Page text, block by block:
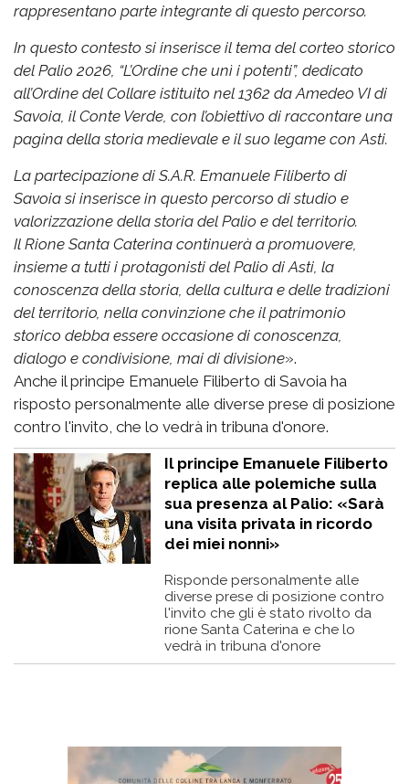
rappresentano parte integrante di questo percorso.
In questo contesto si inserisce il tema del corteo storico
del Palio 2026, “L’Ordine che unì i potenti”, dedicato
all’Ordine del Collare istituito nel 1362 da Amedeo VI di
Savoia, il Conte Verde, con l’obiettivo di raccontare una
pagina della storia medievale e il suo legame con Asti.
La partecipazione di S.A.R. Emanuele Filiberto di
Savoia si inserisce in questo percorso di studio e
valorizzazione della storia del Palio e del territorio.
Il Rione Santa Caterina continuerà a promuovere,
insieme a tutti i protagonisti del Palio di Asti, la
conoscenza della storia, della cultura e delle tradizioni
del territorio, nella convinzione che il patrimonio
storico debba essere occasione di conoscenza,
dialogo e condivisione, mai di divisione».
Anche il principe Emanuele Filiberto di Savoia ha
risposto personalmente alle diverse prese di posizione
contro l'invito, che lo vedrà in tribuna d'onore.
Il principe Emanuele Filiberto
replica alle polemiche sulla
sua presenza al Palio: «Sarà
una visita privata in ricordo
dei miei nonni»
Risponde personalmente alle
diverse prese di posizione contro
l'invito che gli è stato rivolto da
rione Santa Caterina e che lo
vedrà in tribuna d'onore